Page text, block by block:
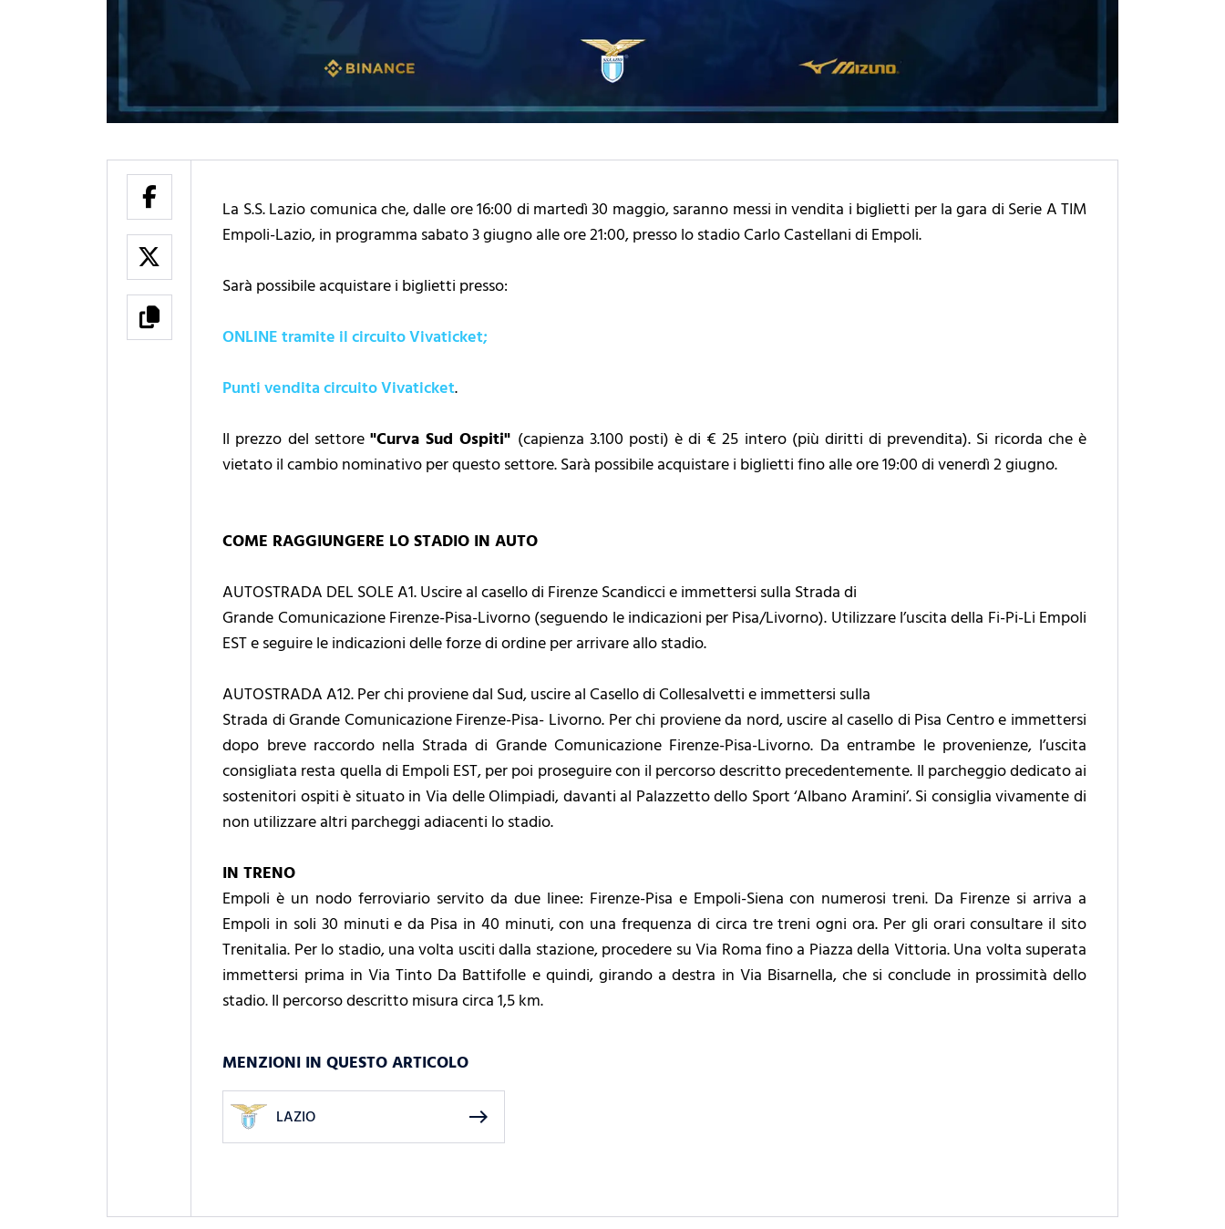
La S.S. Lazio comunica che, dalle ore 16:00 di martedì 30 maggio, saranno messi in vendita i biglietti per la gara di Serie A TIM
Empoli-Lazio, in programma sabato 3 giugno alle ore 21:00, presso lo stadio Carlo Castellani di Empoli.
Sarà possibile acquistare i biglietti presso:
ONLINE tramite il circuito Vivaticket;
Punti vendita circuito Vivaticket.
Il prezzo del settore "Curva Sud Ospiti" (capienza 3.100 posti) è di € 25 intero (più diritti di prevendita). Si ricorda che è
vietato il cambio nominativo per questo settore. Sarà possibile acquistare i biglietti fino alle ore 19:00 di venerdì 2 giugno.
COME RAGGIUNGERE LO STADIO IN AUTO
AUTOSTRADA DEL SOLE A1. Uscire al casello di Firenze Scandicci e immettersi sulla Strada di
Grande Comunicazione Firenze-Pisa-Livorno (seguendo le indicazioni per Pisa/Livorno). Utilizzare l’uscita della Fi-Pi-Li Empoli
EST e seguire le indicazioni delle forze di ordine per arrivare allo stadio.
AUTOSTRADA A12. Per chi proviene dal Sud, uscire al Casello di Collesalvetti e immettersi sulla
Strada di Grande Comunicazione Firenze-Pisa- Livorno. Per chi proviene da nord, uscire al casello di Pisa Centro e immettersi
dopo breve raccordo nella Strada di Grande Comunicazione Firenze-Pisa-Livorno. Da entrambe le provenienze, l’uscita
consigliata resta quella di Empoli EST, per poi proseguire con il percorso descritto precedentemente. Il parcheggio dedicato ai
sostenitori ospiti è situato in Via delle Olimpiadi, davanti al Palazzetto dello Sport ‘Albano Aramini’. Si consiglia vivamente di
non utilizzare altri parcheggi adiacenti lo stadio.
IN TRENO
Empoli è un nodo ferroviario servito da due linee: Firenze-Pisa e Empoli-Siena con numerosi treni. Da Firenze si arriva a
Empoli in soli 30 minuti e da Pisa in 40 minuti, con una frequenza di circa tre treni ogni ora. Per gli orari consultare il sito
Trenitalia. Per lo stadio, una volta usciti dalla stazione, procedere su Via Roma fino a Piazza della Vittoria. Una volta superata
immettersi prima in Via Tinto Da Battifolle e quindi, girando a destra in Via Bisarnella, che si conclude in prossimità dello
stadio. Il percorso descritto misura circa 1,5 km.
MENZIONI IN QUESTO ARTICOLO
LAZIO east